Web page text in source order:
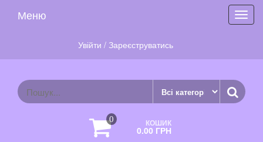
Меню
Увійти / Зареєструватись
0 КОШИК
0.00 ГРН